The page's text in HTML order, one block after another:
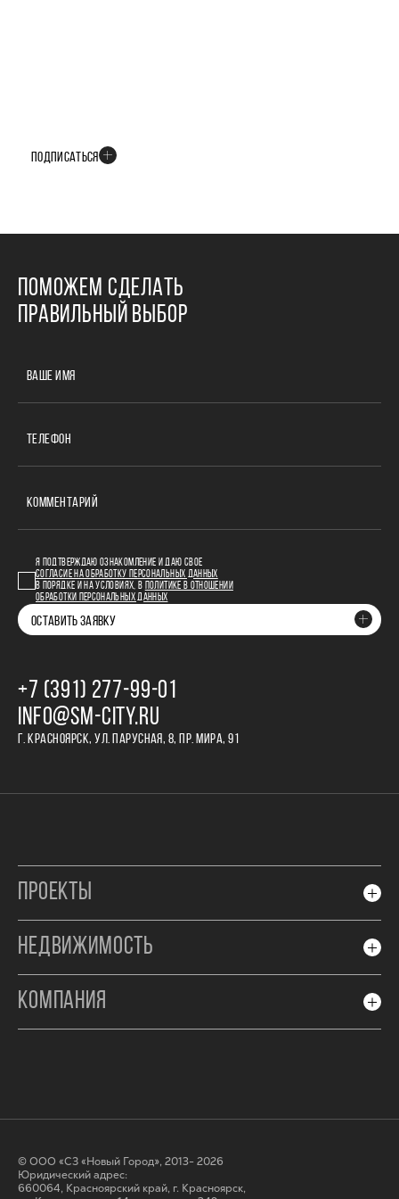
ПОДПИСАТЬСЯ
ПОМОЖЕМ СДЕЛАТЬ
ПРАВИЛЬНЫЙ ВЫБОР
ВАШЕ ИМЯ
ТЕЛЕФОН
КОММЕНТАРИЙ
Я ПОДТВЕРЖДАЮ ОЗНАКОМЛЕНИЕ И ДАЮ СВОЕ
СОГЛАСИЕ НА ОБРАБОТКУ ПЕРСОНАЛЬНЫХ ДАННЫХ
В ПОРЯДКЕ И НА УСЛОВИЯХ, В
ПОЛИТИКЕ В ОТНОШЕНИИ
ОБРАБОТКИ ПЕРСОНАЛЬНЫХ ДАННЫХ
ОСТАВИТЬ ЗАЯВКУ
+7 (391) 277‒99‒01
INFO@SM-CITY.RU
Г. КРАСНОЯРСК, УЛ. ПАРУСНАЯ, 8, ПР. МИРА, 91
ПРОЕКТЫ
НЕДВИЖИМОСТЬ
КОМПАНИЯ
© ООО «СЗ «Новый Город», 2013- 2026
Юридический адрес:
660064, Красноярский край, г. Красноярск,